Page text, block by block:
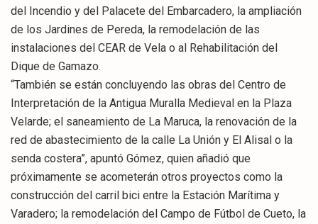
del Incendio y del Palacete del Embarcadero, la ampliación
de los Jardines de Pereda, la remodelación de las
instalaciones del CEAR de Vela o al Rehabilitación del
Dique de Gamazo.
“También se están concluyendo las obras del Centro de
Interpretación de la Antigua Muralla Medieval en la Plaza
Velarde; el saneamiento de La Maruca, la renovación de la
red de abastecimiento de la calle La Unión y El Alisal o la
senda costera”, apuntó Gómez, quien añadió que
próximamente se acometerán otros proyectos como la
construcción del carril bici entre la Estación Marítima y
Varadero; la remodelación del Campo de Fútbol de Cueto, la